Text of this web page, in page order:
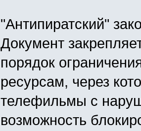
"Антипиратский"
Документ
порядок
ресурсам, через
телефильмы с
возможность